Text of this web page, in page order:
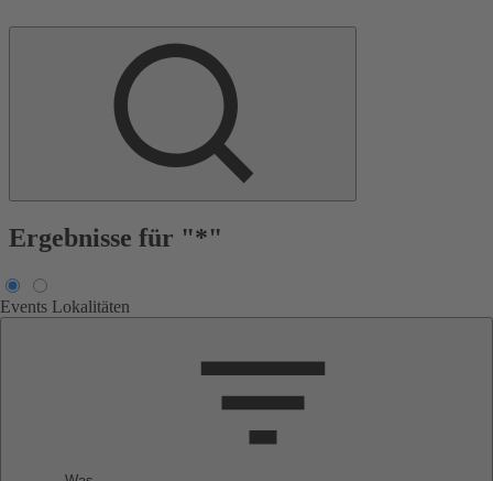
Ergebnisse für "*"
Events Lokalitäten